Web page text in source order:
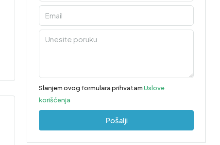
Slanjem ovog formulara prihvatamUslove
korišćenja
Pošalji